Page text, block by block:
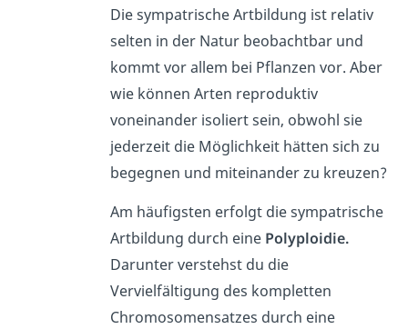
Die sympatrische Artbildung ist relativ
selten in der Natur beobachtbar und
kommt vor allem bei Pflanzen vor. Aber
wie können Arten reproduktiv
voneinander isoliert sein, obwohl sie
jederzeit die Möglichkeit hätten sich zu
begegnen und miteinander zu kreuzen?
Am häufigsten erfolgt die sympatrische
Artbildung durch eine Polyploidie.
Darunter verstehst du die
Vervielfältigung des kompletten
Chromosomensatzes durch eine